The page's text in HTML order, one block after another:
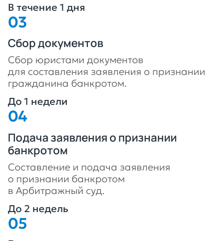
В течение 1 дня
Сбор документов
Сбор юристами документов
для составления заявления о признании
гражданина банкротом.
До 1 недели
Подача заявления о признании
банкротом
Составление и подача заявления
о признании банкротом
в Арбитражный суд.
До 2 недель